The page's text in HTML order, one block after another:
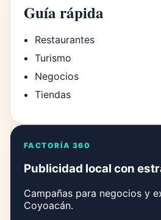
Guía rápida
Restaurantes
Turismo
Negocios
Tiendas
FACTORÍA 360
Publicidad local con
Campañas para negocios y
Coyoacán.